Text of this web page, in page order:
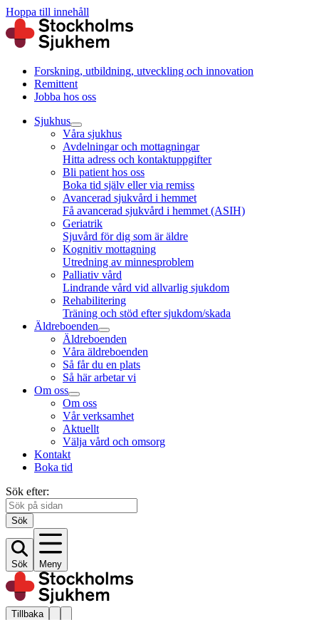
Hoppa till innehåll
Forskning, utbildning, utveckling och innovation
Remittent
Jobba hos oss
Sjukhus
Våra sjukhus
Avdelningar och mottagningar
Hitta adress och kontaktuppgifter
Bli patient hos oss
Boka tid själv eller via remiss
Avancerad sjukvård i hemmet
Få avancerad sjukvård i hemmet (ASIH)
Geriatrik
Sjuvård för dig som är äldre
Kognitiv mottagning
Utredning av minnesproblem
Palliativ vård
Lindrande vård vid allvarlig sjukdom
Rehabilitering
Träning och stöd efter sjukdom/skada
Äldreboenden
Äldreboenden
Våra äldreboenden
Så får du en plats
Så här arbetar vi
Om oss
Om oss
Vår verksamhet
Aktuellt
Välja vård och omsorg
Kontakt
Boka tid
Sök efter:
Sök
Sök Meny
Tillbaka